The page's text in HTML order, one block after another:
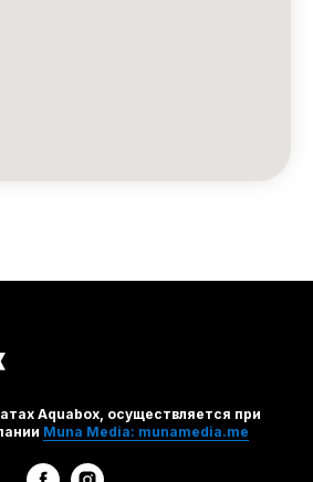
Aquabox, осуществляется при
Muna Media: munamedia.me